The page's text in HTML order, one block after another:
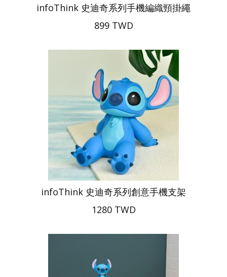
infoThink 史迪奇系列手機編織頸掛繩
899 TWD
infoThink 史迪奇系列創意手機支架
1280 TWD